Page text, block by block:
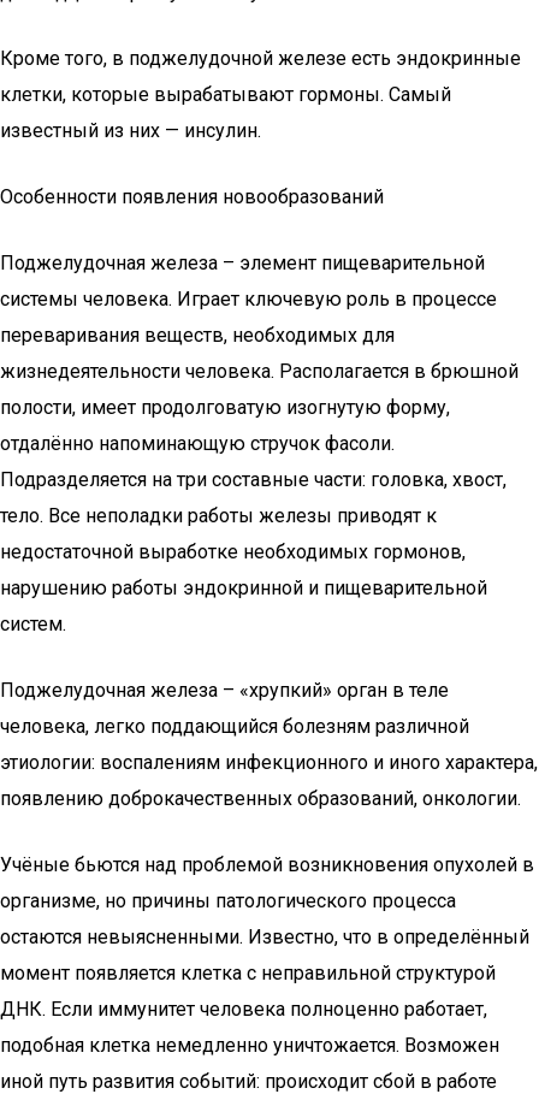
Кроме того, в поджелудочной железе есть эндокринные
клетки, которые вырабатывают гормоны. Самый
известный из них — инсулин.
Особенности появления новообразований
Поджелудочная железа – элемент пищеварительной
системы человека. Играет ключевую роль в процессе
переваривания веществ, необходимых для
жизнедеятельности человека. Располагается в брюшной
полости, имеет продолговатую изогнутую форму,
отдалённо напоминающую стручок фасоли.
Подразделяется на три составные части: головка, хвост,
тело. Все неполадки работы железы приводят к
недостаточной выработке необходимых гормонов,
нарушению работы эндокринной и пищеварительной
систем.
Поджелудочная железа – «хрупкий» орган в теле
человека, легко поддающийся болезням различной
этиологии: воспалениям инфекционного и иного характера,
появлению доброкачественных образований, онкологии.
Учёные бьются над проблемой возникновения опухолей в
организме, но причины патологического процесса
остаются невыясненными. Известно, что в определённый
момент появляется клетка с неправильной структурой
ДНК. Если иммунитет человека полноценно работает,
подобная клетка немедленно уничтожается. Возможен
иной путь развития событий: происходит сбой в работе